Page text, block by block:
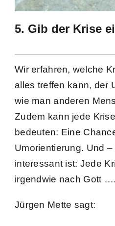
5. Gib der Krise
Wir erfahren, welche
alles treffen kann, der
wie man anderen
Zudem kann jede
bedeuten: Eine
Umorientierung. Und
interessant ist: Jede
irgendwie nach Gott ….
Jürgen Mette sagt: